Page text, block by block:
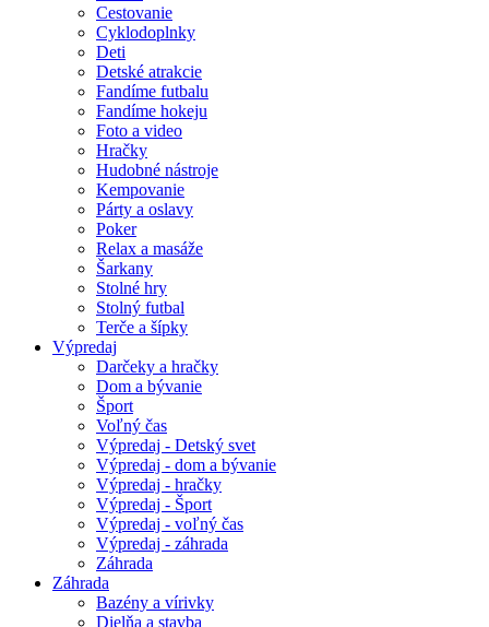
Cestovanie
Cyklodoplnky
Deti
Detské atrakcie
Fandíme futbalu
Fandíme hokeju
Foto a video
Hračky
Hudobné nástroje
Kempovanie
Párty a oslavy
Poker
Relax a masáže
Šarkany
Stolné hry
Stolný futbal
Terče a šípky
Výpredaj
Darčeky a hračky
Dom a bývanie
Šport
Voľný čas
Výpredaj - Detský svet
Výpredaj - dom a bývanie
Výpredaj - hračky
Výpredaj - Šport
Výpredaj - voľný čas
Výpredaj - záhrada
Záhrada
Záhrada
Bazény a vírivky
Dielňa a stavba